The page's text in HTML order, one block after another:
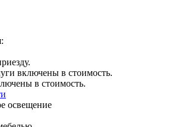
включены в стоимость.
в стоимость.
освещение